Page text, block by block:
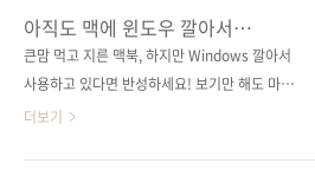
밍의 대부분을 다루고, 완성된 앱을 패키징하고
앱 스토어에 업로드하는 방법까지 설명한다. 앱
개발부터..
아니지만, SwiftUI를 빼고는 설명할 수 없을 정
도까지 중요한 방법으로 자리매김했습니다. 애
플에서도 처음 iOS 프로그래밍을 배울 때
스위프트 언어의 장점을 살리며, 단 한 번의 개발
로 모든 애플 플랫폼에서 동작이 가능한 애플리
아직도 맥에 윈도우 깔아서
사용하시나요?
큰맘 먹고 지른 맥북, 하지만 Windows 깔아서
사용하고 있다면 반성하세요! 보기만 해도 마음
이 심쿵, 충동 구매를 불러일으키는 저 위대한 맥
더보기